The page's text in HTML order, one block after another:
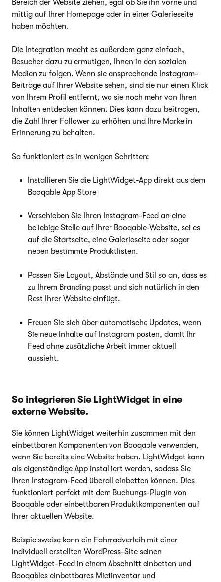
Bereich der Website ziehen, egal ob Sie ihn vorne und
mittig auf Ihrer Homepage oder in einer Galerieseite
haben möchten.
Die Integration macht es außerdem ganz einfach,
Besucher dazu zu ermutigen, Ihnen in den sozialen
Medien zu folgen. Wenn sie ansprechende Instagram-
Beiträge auf Ihrer Website sehen, sind sie nur einen Klick
von Ihrem Profil entfernt, wo sie noch mehr von Ihren
Inhalten entdecken können. Dies kann dazu beitragen,
die Zahl Ihrer Follower zu erhöhen und Ihre Marke in
Erinnerung zu behalten.
So funktioniert es in wenigen Schritten:
Installieren Sie die LightWidget-App direkt aus dem
Booqable App Store
Verschieben Sie Ihren Instagram-Feed an eine
beliebige Stelle auf Ihrer Booqable-Website, sei es
auf die Startseite, eine Galerieseite oder sogar
neben bestimmte Produktlisten.
Passen Sie Layout, Abstände und Stil so an, dass es
zu Ihrem Branding passt und sich natürlich in den
Rest Ihrer Website einfügt.
Freuen Sie sich über automatische Updates, wenn
Sie neue Inhalte auf Instagram posten, damit Ihr
Feed ohne zusätzliche Arbeit immer aktuell
aussieht.
So integrieren Sie LightWidget in eine
externe Website.
Sie können LightWidget weiterhin zusammen mit den
einbettbaren Komponenten von Booqable verwenden,
wenn Sie bereits eine Website haben. LightWidget kann
als eigenständige App installiert werden, sodass Sie
Ihren Instagram-Feed überall einbetten können. Dies
funktioniert perfekt mit dem Buchungs-Plugin von
Booqable oder einbettbaren Produktkomponenten auf
Ihrer aktuellen Website.
Beispielsweise kann ein Fahrradverleih mit einer
individuell erstellten WordPress-Site seinen
LightWidget-Feed in einem Abschnitt einbetten und
Booqables einbettbares Mietinventar und